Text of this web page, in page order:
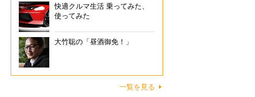
快適クルマ生活 乗ってみた、
使ってみた
大竹聡の「昼酒御免！」
一覧を見る